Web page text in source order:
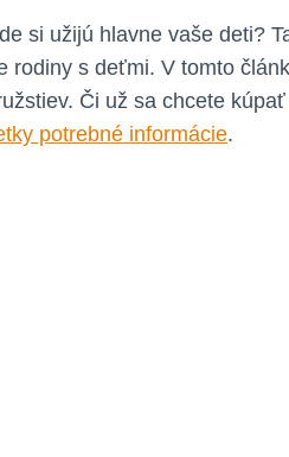
si užijú hlavne vaše deti?
s deťmi. V tomto
Či už sa chcete
potrebné informácie.